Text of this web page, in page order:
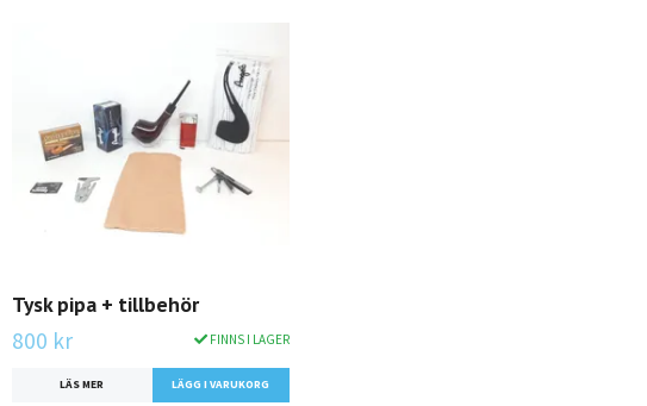
Tysk pipa + tillbehör
800 kr FINNS I LAGER
LÄS MER